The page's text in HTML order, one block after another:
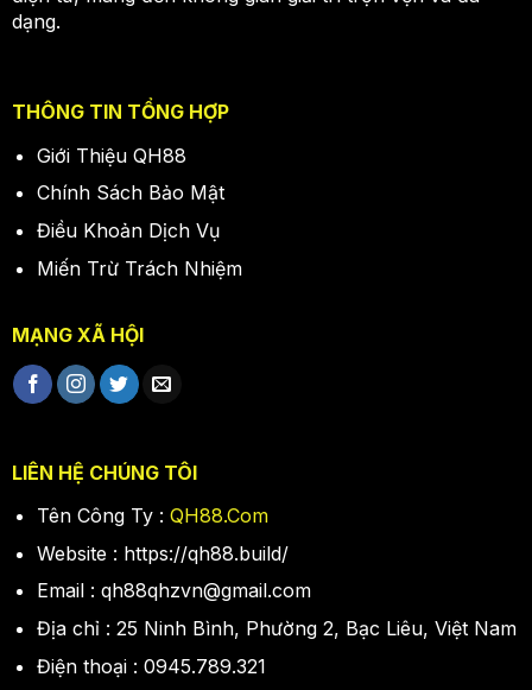
dạng.
THÔNG TIN TỔNG HỢP
Giới Thiệu QH88
Chính Sách Bảo Mật
Điều Khoản Dịch Vụ
Miến Trừ Trách Nhiệm
MẠNG XÃ HỘI
LIÊN HỆ CHÚNG TÔI
Tên Công Ty : QH88.Com
Website : https://qh88.build/
Email : qh88qhzvn@gmail.com
Địa chỉ : 25 Ninh Bình, Phường 2, Bạc Liêu, Việt Nam
Điện thoại : 0945.789.321